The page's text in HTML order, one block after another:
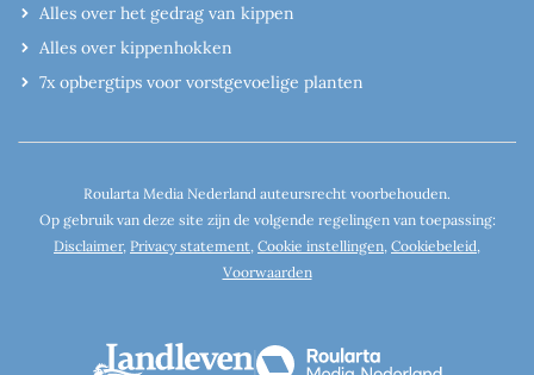
Alles over het gedrag van kippen
Alles over kippenhokken
7x opbergtips voor vorstgevoelige planten
Roularta Media Nederland auteursrecht voorbehouden.
Op gebruik van deze site zijn de volgende regelingen van toepassing:
Disclaimer, Privacy statement Cookie instellingen Cookiebeleid
Voorwaarden